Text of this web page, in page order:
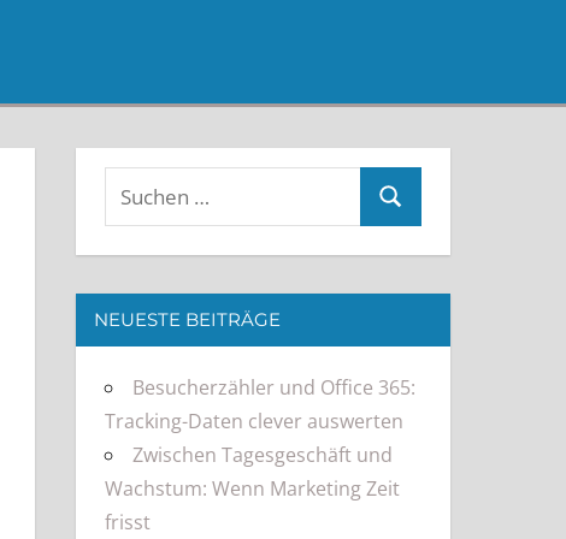
NEUESTE BEITRÄGE
Besucherzähler und Office 365:
Tracking-Daten clever auswerten
Zwischen Tagesgeschäft und
Wachstum: Wenn Marketing Zeit
frisst